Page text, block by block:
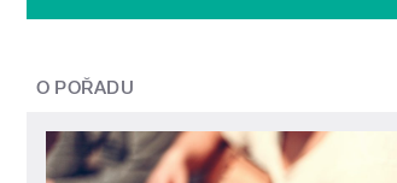
O POŘADU